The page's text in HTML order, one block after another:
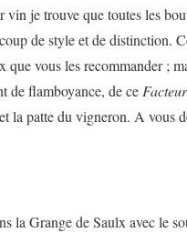
vin je trouve que toutes les
de style et de distinction.
que vous les recommander ;
de flamboyance, de ce
la patte du vigneron. A vous
la Grange de Saulx avec le